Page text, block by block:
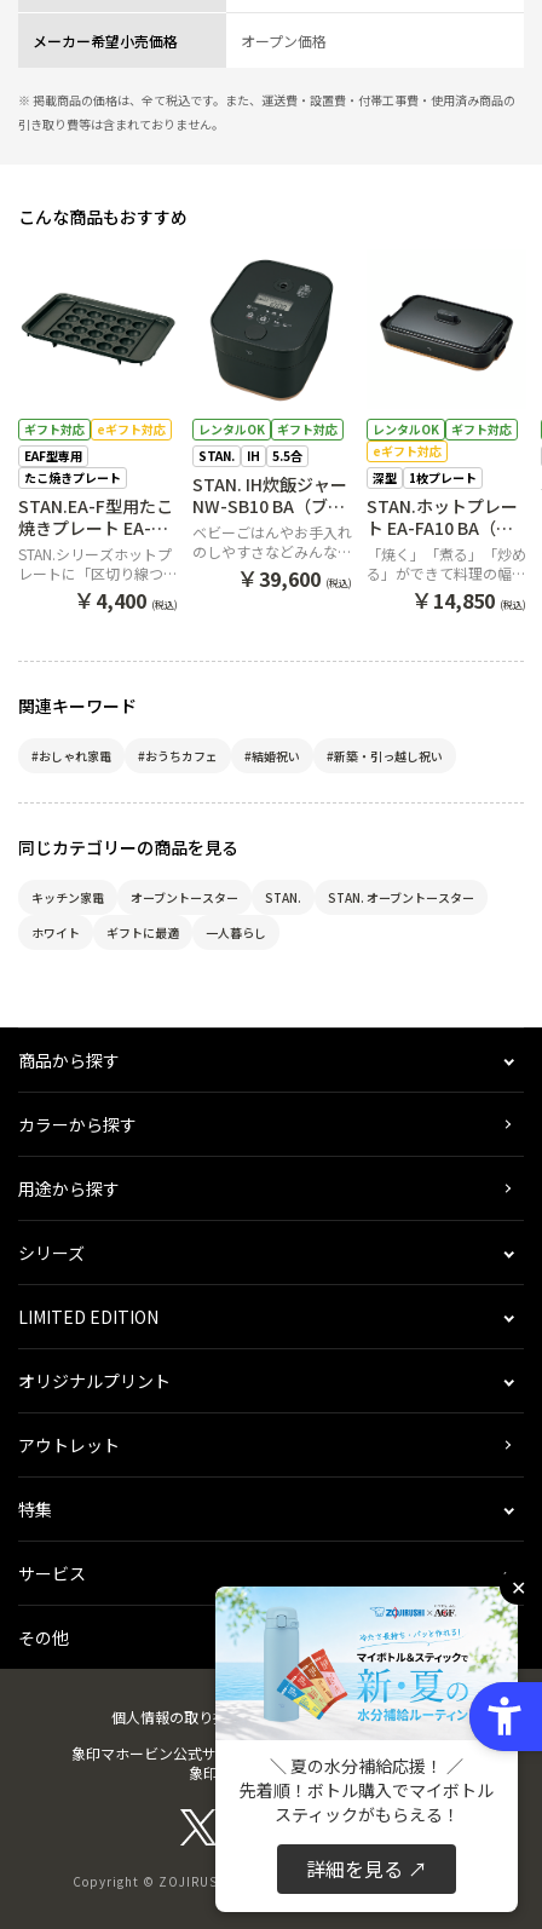
メーカー希望小売価格 オープン価格
※ 掲載商品の価格は、全て税込です。また、運送費・設置費・付帯工事費・使用済み商品の
引き取り費等は含まれておりません。
こんな商品もおすすめ
ギフト対応
eギフト対応
EAF型専用
たこ焼きプレート
STAN.EA-F型用たこ
焼きプレート EA-
YF01 J
STAN.シリーズホットプ
レートに「区切り線つき
たこ焼きプレート」が新
￥4,400 (税込)
レンタルOK
ギフト対応
STAN.
IH 5.5合
STAN. IH炊飯ジャー
NW-SB10 BA（ブラ
ック）
ベビーごはんやお手入れ
のしやすさなどみんなに
優しい、IH炊飯ジャー。
￥39,600 (税込)
レンタルOK
ギフト対応
eギフト対応
深型
1枚プレート
STAN.ホットプレー
ト EA-FA10 BA（ブ
ラック）
「焼く」「煮る」「炒め
る」ができて料理の幅が
広がる深さ4cmの「深型
プレート」
￥14,850 (税込)
関連キーワード
#おしゃれ家電 #おうちカフェ #結婚祝い #新築・引っ越し祝い
同じカテゴリーの商品を見る
キッチン家電 オーブントースター STAN.
STAN. オーブントースター
ホワイト
ギフトに最適 一人暮らし
商品から探す
カラーから探す
用途から探す
シリーズ
LIMITED EDITION
オリジナルプリント
アウトレット
特集
サービス
その他
個人情報の取り扱い会社概要ご利用規約会員規約
象印マホービン公式サイト
象印パーツダイレクト
Copyright © ZOJIRUSHI CORPORATION. All Rights Reserved
✕
＼ 夏の水分補給応援！ ／
先着順！ボトル購入でマイボトル
スティックがもらえる！
詳細を見る ↗